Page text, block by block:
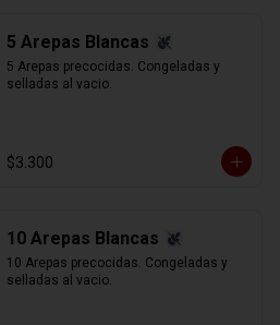
5 Arepas Blancas
5 Arepas precocidas. Congeladas y
selladas al vacio.
$3.300
10 Arepas Blancas
10 Arepas precocidas. Congeladas y
selladas al vacio.